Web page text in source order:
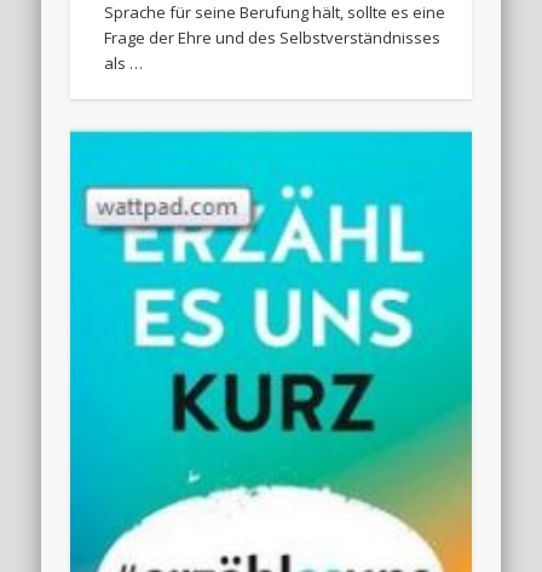
Sprache für seine Berufung hält, sollte es eine
Frage der Ehre und des Selbstverständnisses
als …